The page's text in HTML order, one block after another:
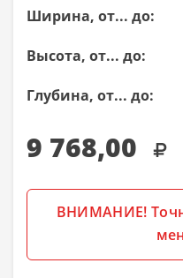
Ширина, от... до:
Высота, от... до:
Глубина, от... до:
9 768,00
ВНИМАНИЕ!